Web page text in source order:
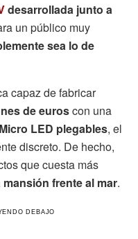
desarrollada junto a
un público muy
sea lo de
capaz de fabricar
de euroscon una
LED plegables, el
discreto. De hecho,
que cuesta más
mansión frente al mar.